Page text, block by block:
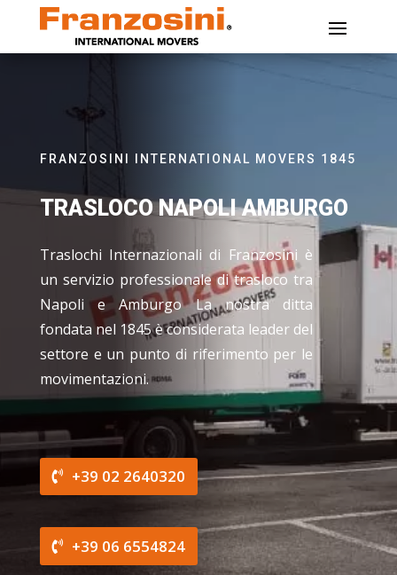
FRANZOSINI INTERNATIONAL MOVERS 1845
TRASLOCO NAPOLI AMBURGO
Traslochi Internazionali di Franzosini è
un servizio professionale di trasloco tra
Napoli e Amburgo La nostra ditta
fondata nel 1845 è considerata leader del
settore e un punto di riferimento per le
movimentazioni.
+39 02 2640320
+39 06 6554824